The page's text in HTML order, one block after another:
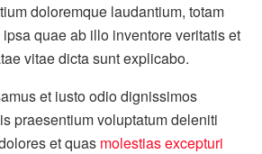
doloremque laudantium, totam
quae ab illo inventore veritatis et
vitae dicta sunt explicabo.
et iusto odio dignissimos
praesentium voluptatum deleniti
et quas molestias excepturi